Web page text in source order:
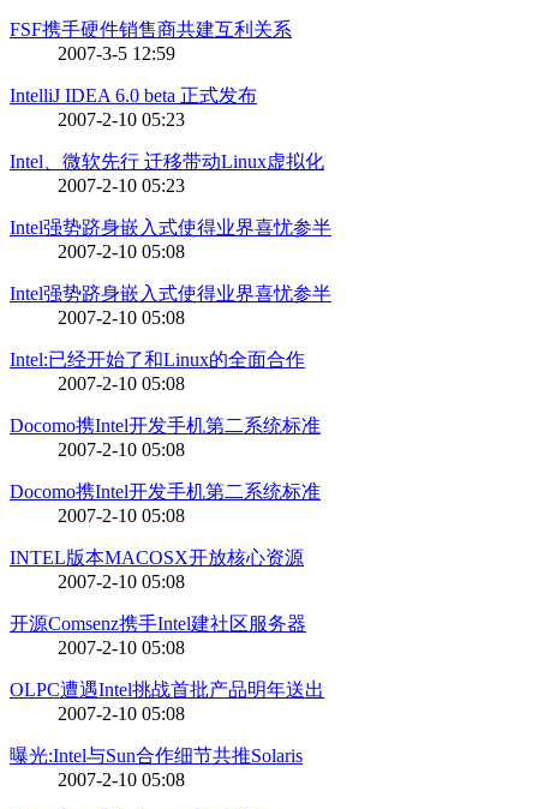
FSF携手硬件销售商共建互利关系
2007-3-5 12:59
IntelliJ IDEA 6.0 beta 正式发布
2007-2-10 05:23
Intel、微软先行 迁移带动Linux虚拟化
2007-2-10 05:23
Intel强势跻身嵌入式使得业界喜忧参半
2007-2-10 05:08
Intel强势跻身嵌入式使得业界喜忧参半
2007-2-10 05:08
Intel:已经开始了和Linux的全面合作
2007-2-10 05:08
Docomo携Intel开发手机第二系统标准
2007-2-10 05:08
Docomo携Intel开发手机第二系统标准
2007-2-10 05:08
INTEL版本MACOSX开放核心资源
2007-2-10 05:08
开源Comsenz携手Intel建社区服务器
2007-2-10 05:08
OLPC遭遇Intel挑战首批产品明年送出
2007-2-10 05:08
曝光:Intel与Sun合作细节共推Solaris
2007-2-10 05:08